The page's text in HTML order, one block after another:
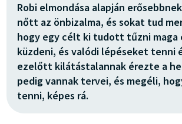
Robi elmondása alapján
nőtt az önbizalma, és sokat tud
hogy egy célt ki tudott tűzni maga
küzdeni, és valódi lépéseket tenni
ezelőtt kilátástalannak érezte a
pedig vannak tervei, és megéli,
tenni, képes rá.